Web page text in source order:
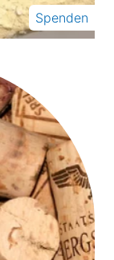
Spenden